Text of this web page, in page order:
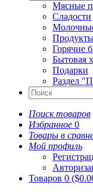
Мясные
Сладости
Горячие
Бытовая
Подарки
Раздел
Поиск товаров
Избранное 0
Товары в
Мой профиль
Товаров 0